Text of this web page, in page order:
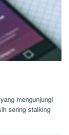
mengunjungi
sering stalking